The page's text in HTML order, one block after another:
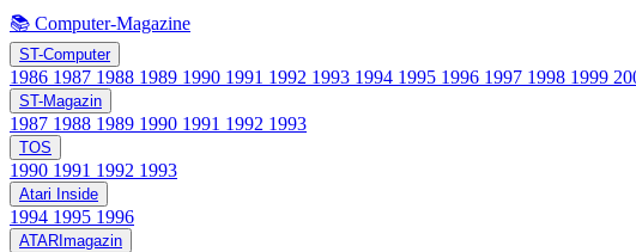
📚 Computer-Magazine
ST-Computer
1986 1987 1988 1989 1990 1991 1992 1993 1994 1995 1996 1997 1998 1999
ST-Magazin
1987 1988 1989 1990 1991 1992 1993
TOS
1990 1991 1992 1993
Atari Inside
1994 1995 1996
ATARImagazin